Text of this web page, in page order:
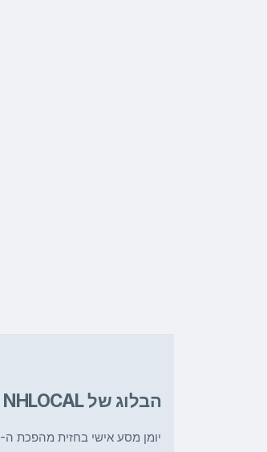
הבלוג של NHLOCAL
יומן מסע אישי בחזית מהפכת ה-AI